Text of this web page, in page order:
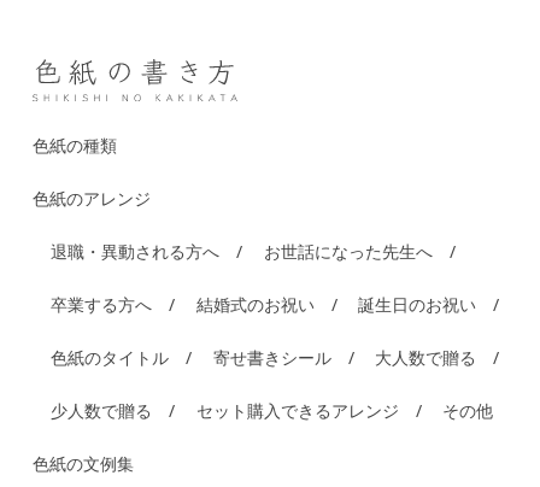
色紙の種類
色紙のアレンジ
退職・異動される方へ お世話になった先生へ
卒業する方へ 結婚式のお祝い 誕生日のお祝い
色紙のタイトル 寄せ書きシール 大人数で贈る
少人数で贈る セット購入できるアレンジ その他
色紙の文例集